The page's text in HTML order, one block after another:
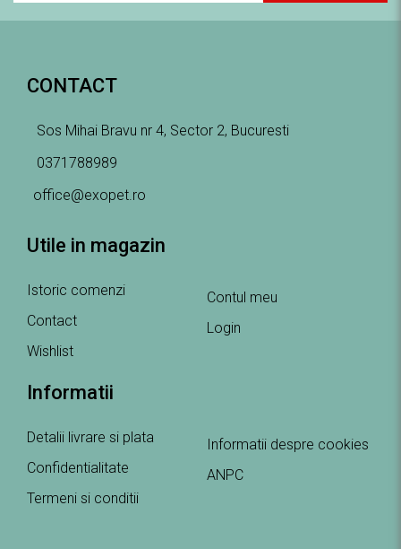
CONTACT
Sos Mihai Bravu nr 4, Sector 2, Bucuresti
0371788989
office@exopet.ro
Utile in magazin
Istoric comenzi
Contact
Wishlist
Contul meu
Login
Informatii
Detalii livrare si plata
Confidentialitate
Termeni si conditii
Informatii despre cookies
ANPC